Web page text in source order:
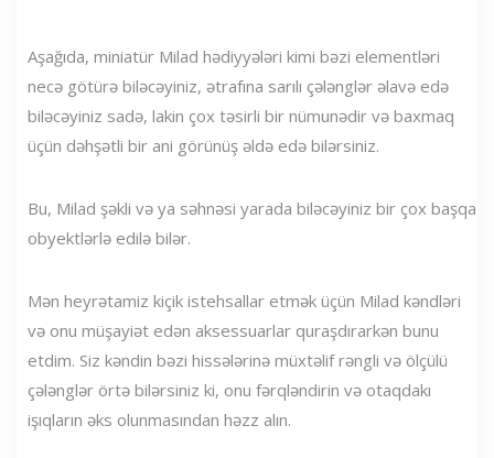
Aşağıda, miniatür Milad hədiyyələri kimi bəzi elementləri
necə götürə biləcəyiniz, ətrafına sarılı çələnglər əlavə edə
biləcəyiniz sadə, lakin çox təsirli bir nümunədir və baxmaq
üçün dəhşətli bir ani görünüş əldə edə bilərsiniz.
Bu, Milad şəkli və ya səhnəsi yarada biləcəyiniz bir çox başqa
obyektlərlə edilə bilər.
Mən heyrətamiz kiçik istehsallar etmək üçün Milad kəndləri
və onu müşayiət edən aksessuarlar quraşdırarkən bunu
etdim. Siz kəndin bəzi hissələrinə müxtəlif rəngli və ölçülü
çələnglər örtə bilərsiniz ki, onu fərqləndirin və otaqdakı
işıqların əks olunmasından həzz alın.